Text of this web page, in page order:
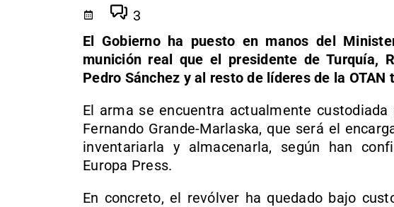
3
El Gobierno ha puesto en manos del
munición real que el presidente de Turquía,
Pedro Sánchez y al resto de líderes de la
El arma se encuentra actualmente
Fernando Grande-Marlaska, que será el
inventariarla y almacenarla, según han
Europa Press.
En concreto, el revólver ha quedado bajo